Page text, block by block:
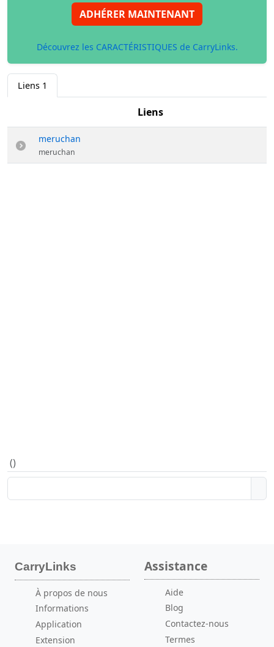
ADHÉRER MAINTENANT
Découvrez les CARACTÉRISTIQUES de CarryLinks.
Liens 1
Liens
meruchan
meruchan
()
CarryLinks
À propos de nous
Informations
Application
Extension
Assistance
Aide
Blog
Contactez-nous
Termes